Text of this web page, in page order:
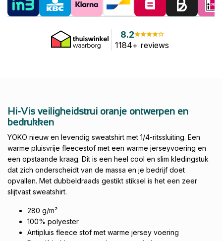
8.2
1184+ reviews
Hi-Vis veiligheidstrui oranje ontwerpen en
bedrukken
YOKO nieuw en levendig sweatshirt met 1/4-ritssluiting. Een
warme pluisvrije fleecestof met een warme jerseyvoering en
een opstaande kraag. Dit is een heel cool en slim kledingstuk
dat zich onderscheidt van de massa en je bedrijf doet
opvallen. Met dubbeldraads gestikt stiksel is het een zeer
slijtvast sweatshirt.
280 g/m²
100% polyester
Antipluis fleece stof met warme jersey voering